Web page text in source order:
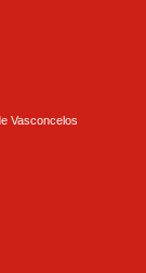
Vasconcelos